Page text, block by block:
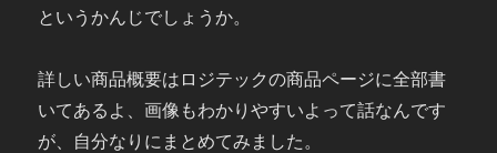
というかんじでしょうか。
詳しい商品概要はロジテックの商品ページに全部書
いてあるよ、画像もわかりやすいよって話なんです
が、自分なりにまとめてみました。